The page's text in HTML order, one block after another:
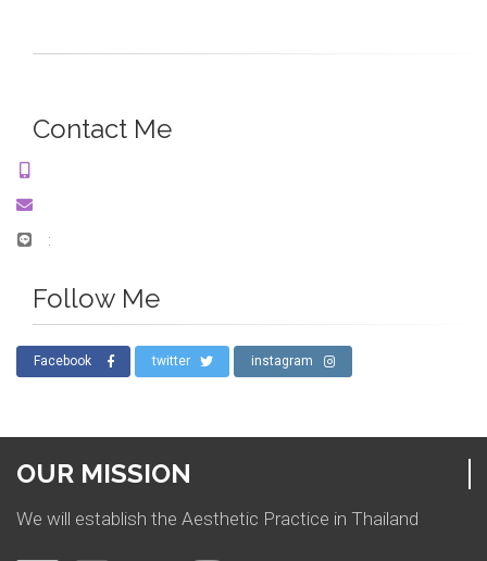
Contact Me
:
Follow Me
Facebook twitter instagram
OUR MISSION
We will establish the Aesthetic Practice in Thailand